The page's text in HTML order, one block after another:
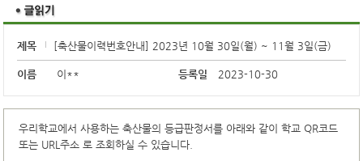
제목 [축산물이력번호안내] 2023년 10월 30일(월) ~ 11월 3일(금)
이름 이** 등록일 2023-10-30
우리학교에서 사용하는 축산물의 등급판정서를 아래와 같이 학교 QR코드
또는 URL주소 로 조회하실 수 있습니다.